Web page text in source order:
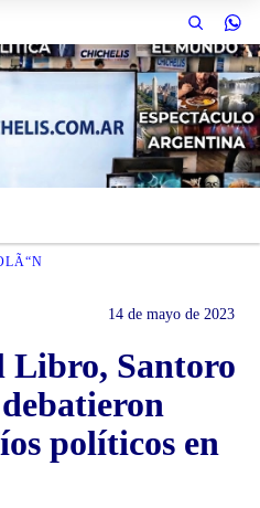
14 de mayo de 2023
Libro, Santoro
políticos en